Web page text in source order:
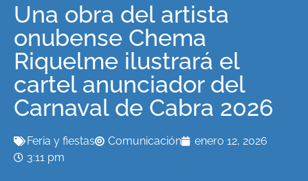
Una obra del artista
onubense Chema
Riquelme ilustrará el
cartel anunciador del
Carnaval de Cabra 2026
Feria y fiestas Comunicación
enero 12, 2026
3:11 pm